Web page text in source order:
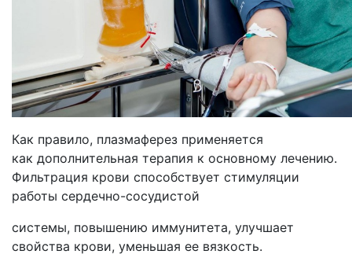
Как правило, плазмаферез применяется
как дополнительная терапия к основному лечению.
Фильтрация крови способствует стимуляции
работы сердечно-сосудистой
системы, повышению иммунитета, улучшает
свойства крови, уменьшая ее вязкость.